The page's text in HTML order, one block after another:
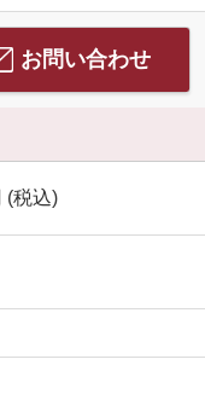
お問い合わせ
(税込)